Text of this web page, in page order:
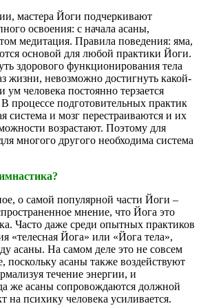
мастера Йоги подчеркивают
освоения: с начала асаны,
медитация. Правила поведения: яма,
основой для любой практики Йоги.
здорового функционирования тела
жизни, невозможно достигнуть какой-
ум человека постоянно терзается
процессе подготовительных практик
система и мозг перестраиваются и их
возрастают. Поэтому для
многого другого необходима система
о самой популярной части Йоги –
мнение, что Йога это
Часто даже среди опытных практиков
«телесная Йога» или «Йога тела»,
асаны. На самом деле это не совсем
поскольку асаны также воздействуют
течение энергии, и
же асаны сопровождаются должной
на психику человека усиливается.